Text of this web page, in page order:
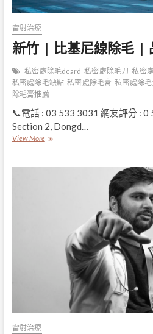
雷射治療
新竹 | 比基尼線除毛 |
私密處除毛dcard 私密處除毛刀 私密
私密處除毛缺點 私密處除毛膏 私密處除
除毛膏推薦
📞電話 : 03 533 3031 網友評分 : 0
Section 2, Dongd…
View More新
雷射治療